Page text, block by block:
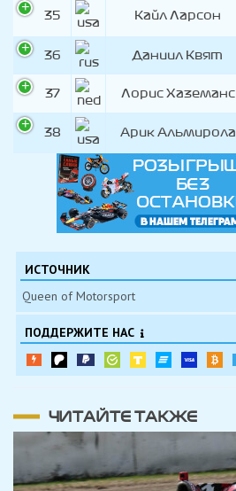
35 Кайл Ларсон
36 Даниил Квят
37 Лорис Хаземанс
38 Арик Альмирола
ИСТОЧНИК
Queen of Motorsport
ПОДДЕРЖИТЕ НАС
ЧИТАЙТЕ ТАКЖЕ